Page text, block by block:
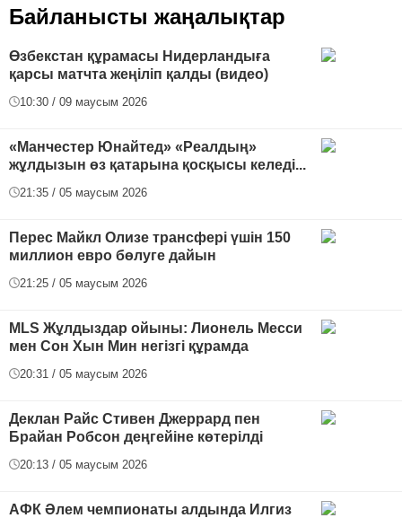
Байланысты жаңалықтар
Өзбекстан құрамасы Нидерландыға
қарсы матчта жеңіліп қалды (видео)
10:30 / 09 маусым 2026
«Манчестер Юнайтед» «Реалдың»
жұлдызын өз қатарына қосқысы келеді...
21:35 / 05 маусым 2026
Перес Майкл Олизе трансфері үшін 150
миллион евро бөлуге дайын
21:25 / 05 маусым 2026
MLS Жұлдыздар ойыны: Лионель Месси
мен Сон Хын Мин негізгі құрамда
20:31 / 05 маусым 2026
Деклан Райс Стивен Джеррард пен
Брайан Робсон деңгейіне көтерілді
20:13 / 05 маусым 2026
АФК Әлем чемпионаты алдында Илгиз